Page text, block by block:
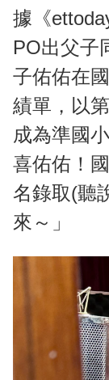
據《
PO出父子
子佑佑在
績單，以
成為準國
喜佑佑！
名錄取(聽
來～」